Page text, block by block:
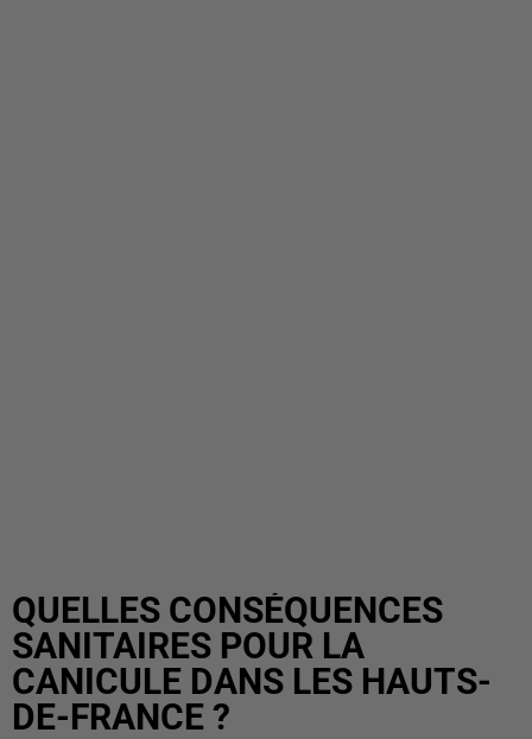
QUELLES CONSÉQUENCES
SANITAIRES POUR LA
CANICULE DANS LES HAUTS-
DE-FRANCE ?